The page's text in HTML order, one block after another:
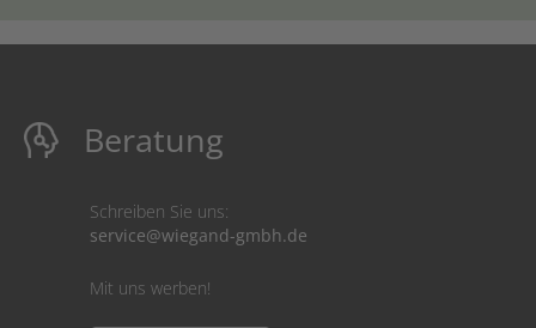
Beratung
Schreiben Sie uns:
service@wiegand-gmbh.de
Mit uns werben!